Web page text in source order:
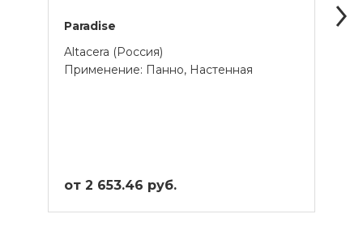
Paradise
Altacera (Россия)
Применение: Панно, Настенная
от 2 653.46 руб.